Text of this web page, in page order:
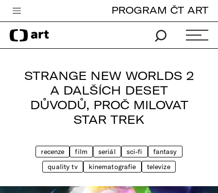
Česká televize
Zpravodajství
TV program
PROGRAM ČT ART
STRANGE NEW WORLDS 2
A DALŠÍCH DESET
DŮVODŮ, PROČ MILOVAT
STAR TREK
recenze film seriál sci-fi
fantasy
quality tv
kinematografie televize